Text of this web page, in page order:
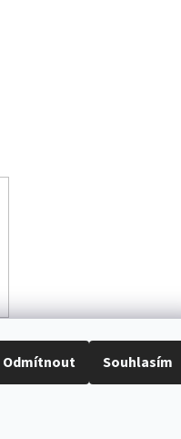
Odmítnout Souhlasím
horách